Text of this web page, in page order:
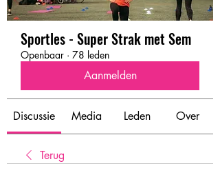
Sportles - Super Strak met Sem
Openbaar · 78 leden
Aanmelden
Discussie Media Leden Over
Terug